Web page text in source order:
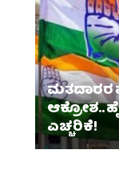
ಮತದಾರರ
ಆಕ್ರೋಶ..
ಎಚ್ಚರಿಕೆ!